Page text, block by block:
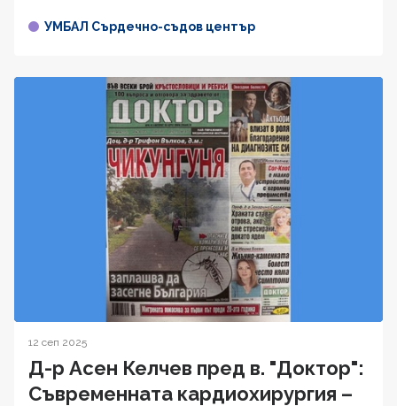
УМБАЛ Сърдечно-съдов център
12 сеп 2025
Д-р Асен Келчев пред в. "Доктор":
Съвременната кардиохирургия –